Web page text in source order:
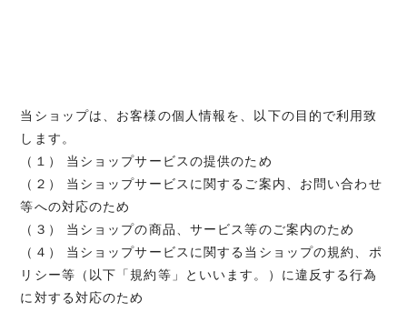
当ショップは、お客様の個人情報を、以下の目的で利用致
します。
（１） 当ショップサービスの提供のため
（２） 当ショップサービスに関するご案内、お問い合わせ
等への対応のため
（３） 当ショップの商品、サービス等のご案内のため
（４） 当ショップサービスに関する当ショップの規約、ポ
リシー等（以下「規約等」といいます。）に違反する行為
に対する対応のため